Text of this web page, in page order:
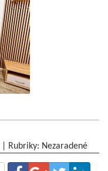
Rubriky: Nezaradené